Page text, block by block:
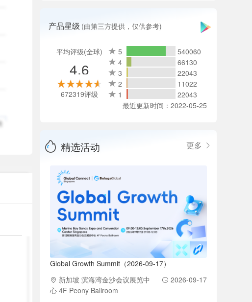
产品星级 (由第三方提供，仅供参考)
平均评级(全球)
4.6
672319评级
5
540060
4
66130
3
22043
2
11022
1
22043
最近更新时间：2022-05-25
精选活动 更多
Global Growth Summit（2026-09-17）
新加坡 滨海湾金沙会议展览中
心 4F Peony Ballroom
2026-09-17